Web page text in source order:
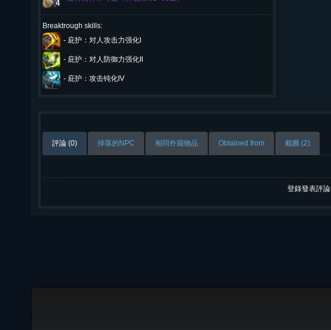
4
Breaktrough skills:
- 庇护：对人攻击力强化I
- 庇护：对人防御力强化II
- 庇护：攻击钝化IV
評論 (0) 掉落的NPC 相同外观物品 Obtained from 截圖 (2)
登錄發表評論